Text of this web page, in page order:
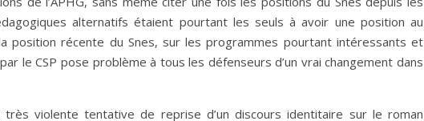
alternatifs étaient pourtant les seuls à avoir une position au
position récente du Snes, sur les programmes pourtant intéressants et
le CSP pose problème à tous les défenseurs d’un vrai changement dans
violente tentative de reprise d’un discours identitaire sur le roman